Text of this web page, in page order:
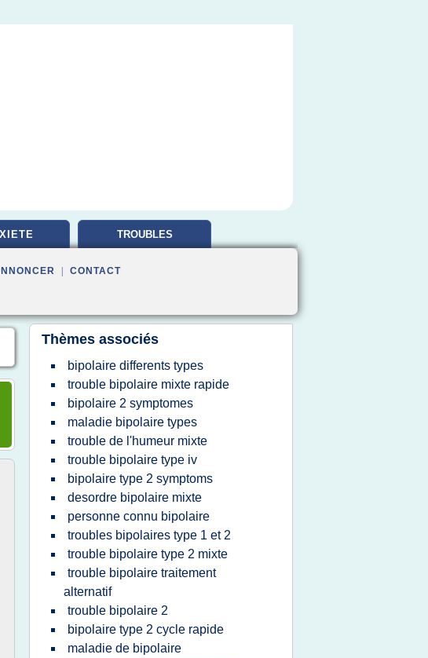
TROUBLES
CONTACT
Thèmes associés
bipolaire differents types
trouble bipolaire mixte rapide
bipolaire 2 symptomes
maladie bipolaire types
trouble de l'humeur mixte
trouble bipolaire type iv
bipolaire type 2 symptoms
desordre bipolaire mixte
personne connu bipolaire
troubles bipolaires type 1 et 2
trouble bipolaire type 2 mixte
trouble bipolaire traitement
alternatif
trouble bipolaire 2
bipolaire type 2 cycle rapide
maladie de bipolaire